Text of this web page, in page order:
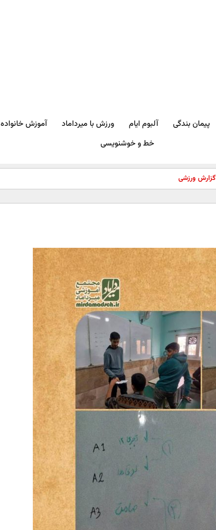
پیمان بندگی آلبوم ایام ورزش با میرداماد​ آموزش خانواده
خط و خوشنویسی
گزارش ورزشی